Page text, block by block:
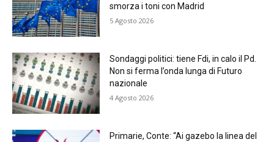
smorza i toni con Madrid
5 Agosto 2026
Sondaggi politici: tiene Fdi, in calo il Pd.
Non si ferma l’onda lunga di Futuro
nazionale
4 Agosto 2026
Primarie, Conte: “Ai gazebo la linea del